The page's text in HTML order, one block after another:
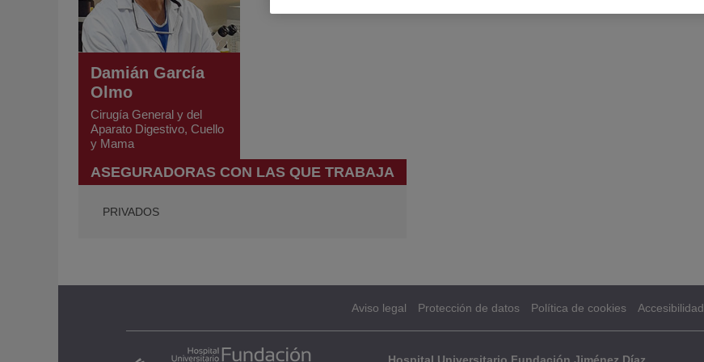
Damián García
Olmo
Cirugía General y del
Aparato Digestivo, Cuello
y Mama
ASEGURADORAS CON LAS QUE TRABAJA
PRIVADOS
Aviso legal Protección de datos Política de cookies Accesibilidad